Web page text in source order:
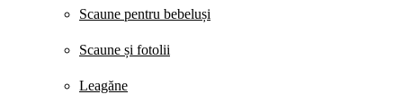
Scaune pentru bebeluși
Scaune și fotolii
Leagăne